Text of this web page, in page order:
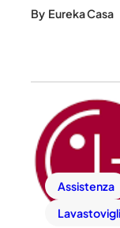
By Eureka Casa
Assistenza